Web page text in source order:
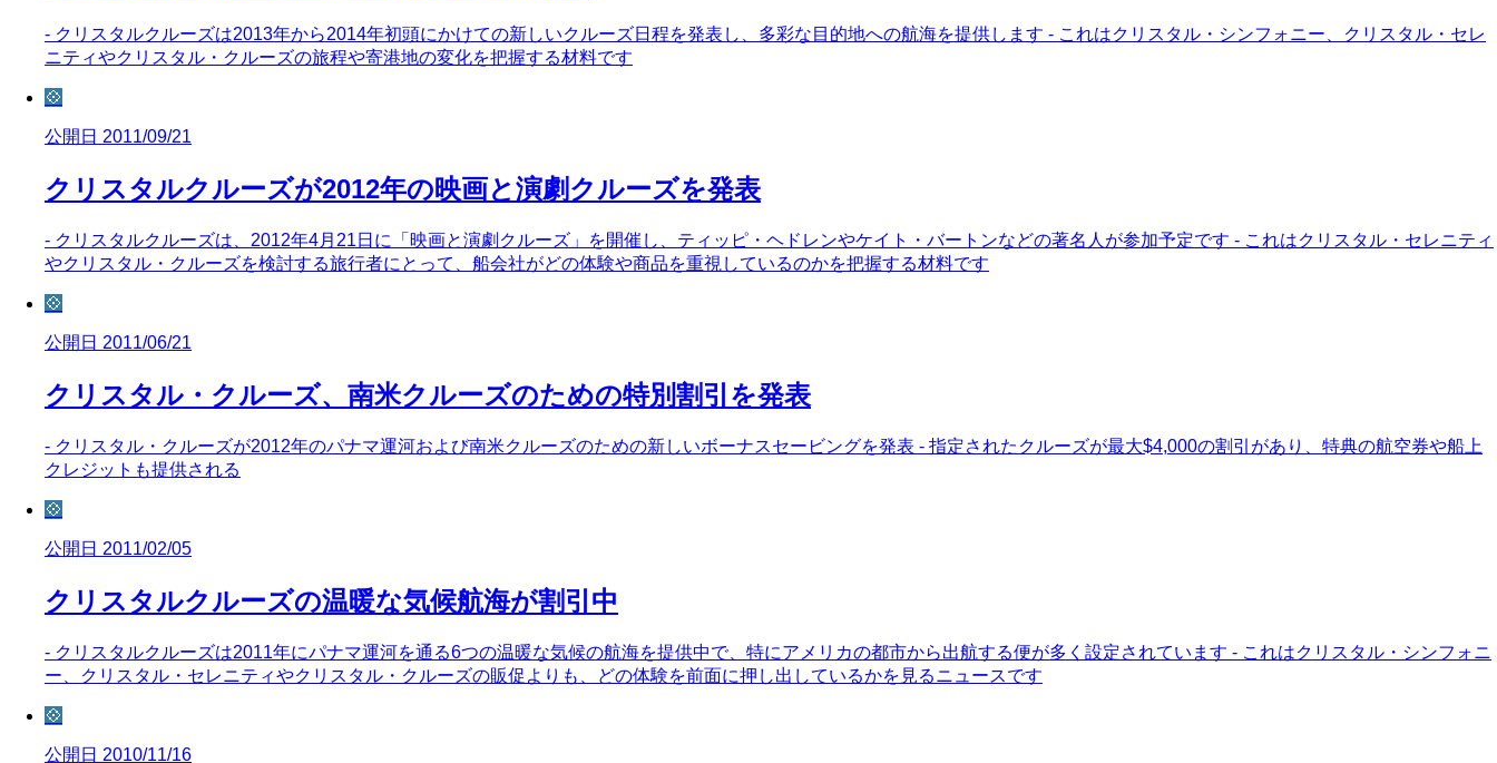
- クリスタルクルーズは2013年から2014年初頭にかけての新しいクルーズ日程を発表し、多彩な目的地への航海を提供します - これはクリスタル・シンフォニー、クリスタル・セレ
ニティやクリスタル・クルーズの旅程や寄港地の変化を把握する材料です
💠
公開日 2011/09/21
クリスタルクルーズが2012年の映画と演劇クルーズを発表
- クリスタルクルーズは、2012年4月21日に「映画と演劇クルーズ」を開催し、ティッピ・ヘドレンやケイト・バートンなどの著名人が参加予定です - これはクリスタル・セレニティ
やクリスタル・クルーズを検討する旅行者にとって、船会社がどの体験や商品を重視しているのかを把握する材料です
💠
公開日 2011/06/21
クリスタル・クルーズ、南米クルーズのための特別割引を発表
- クリスタル・クルーズが2012年のパナマ運河および南米クルーズのための新しいボーナスセービングを発表 - 指定されたクルーズが最大$4,000の割引があり、特典の航空券や船上
クレジットも提供される
💠
公開日 2011/02/05
クリスタルクルーズの温暖な気候航海が割引中
- クリスタルクルーズは2011年にパナマ運河を通る6つの温暖な気候の航海を提供中で、特にアメリカの都市から出航する便が多く設定されています - これはクリスタル・シンフォニ
ー、クリスタル・セレニティやクリスタル・クルーズの販促よりも、どの体験を前面に押し出しているかを見るニュースです
💠
公開日 2010/11/16